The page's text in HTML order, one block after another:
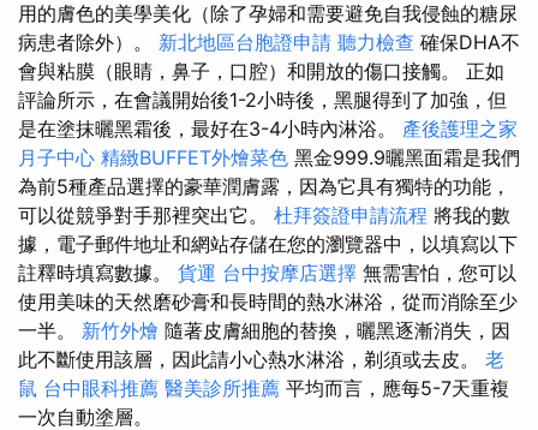
用的膚色的美學美化（除了孕婦和需要避免自我侵蝕的糖尿
病患者除外）。 新北地區台胞證申請 聽力檢查 確保DHA不
會與粘膜（眼睛，鼻子，口腔）和開放的傷口接觸。 正如
評論所示，在會議開始後1-2小時後，黑腿得到了加強，但
是在塗抹曬黑霜後，最好在3-4小時內淋浴。 產後護理之家
月子中心 精緻BUFFET外燴菜色 黑金999.9曬黑面霜是我們
為前5種產品選擇的豪華潤膚露，因為它具有獨特的功能，
可以從競爭對手那裡突出它。 杜拜簽證申請流程 將我的數
據，電子郵件地址和網站存儲在您的瀏覽器中，以填寫以下
註釋時填寫數據。 貨運 台中按摩店選擇 無需害怕，您可以
使用美味的天然磨砂膏和長時間的熱水淋浴，從而消除至少
一半。 新竹外燴 隨著皮膚細胞的替換，曬黑逐漸消失，因
此不斷使用該層，因此請小心熱水淋浴，剃須或去皮。 老
鼠 台中眼科推薦 醫美診所推薦 平均而言，應每5-7天重複
一次自動塗層。